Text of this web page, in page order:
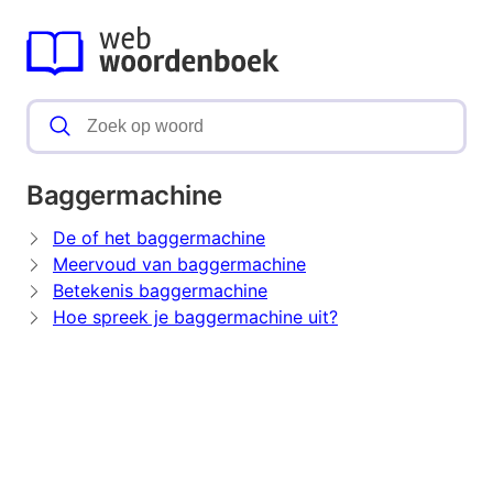
Baggermachine
De of het baggermachine
Meervoud van baggermachine
Betekenis baggermachine
Hoe spreek je baggermachine uit?